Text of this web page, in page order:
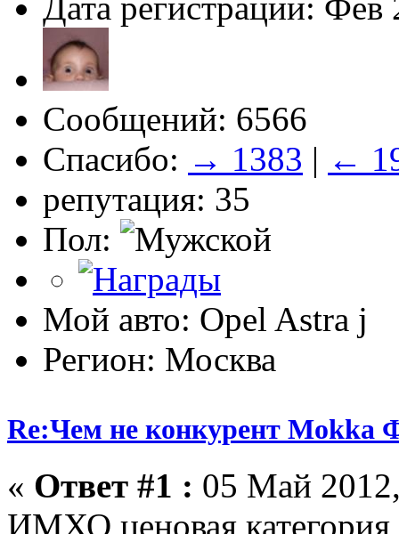
Сообщений: 6566
Спасибо: → 1383 | ←
репутация: 35
Пол:
Мой авто: Opel Astra j
Регион: Москва
Re:Чем не конкурент Mokka
« Ответ #1 : 05 Май
ИМХО ценовая